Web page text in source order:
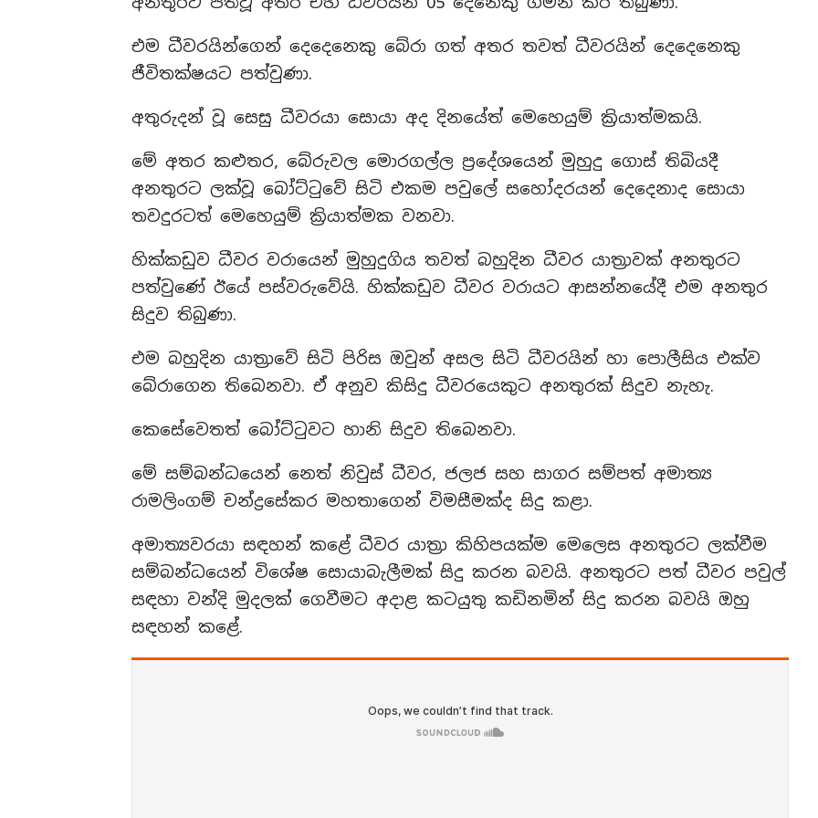
එම ධීවරයින්ගෙන් දෙදෙනෙකු බේරා ගත් අතර තවත් ධීවරයින් දෙදෙනෙකු
ජීවිතක්ෂයට පත්වුණා.
අතුරුදන් වූ සෙසු ධීවරයා සොයා අද දිනයේත් මෙහෙයුම් ක්‍රියාත්මකයි.
මේ අතර කළුතර, බේරුවල මොරගල්ල ප්‍රදේශයෙන් මුහුදු ගොස් තිබියදී
අනතුරට ලක්වූ බෝට්ටුවේ සිටි එකම පවුලේ සහෝදරයන් දෙදෙනාද සොයා
තවදුරටත් මෙහෙයුම් ක්‍රියාත්මක වනවා.
හික්කඩුව ධීවර වරායෙන් මුහුදුගිය තවත් බහුදින ධීවර යාත්‍රාවක් අනතුරට
පත්වුණේ ඊයේ පස්වරුවේයි. හික්කඩුව ධීවර වරායට ආසන්නයේදී එම අනතුර
සිදුව තිබුණා.
එම බහුදින යාත්‍රාවේ සිටි පිරිස ඔවුන් අසල සිටි ධීවරයින් හා පොලීසිය එක්ව
බේරාගෙන තිබෙනවා. ඒ අනුව කිසිදු ධීවරයෙකුට අනතුරක් සිදුව නැහැ.
කෙසේවෙතත් බෝට්ටුවට හානි සිදුව තිබෙනවා.
මේ සම්බන්ධයෙන් නෙත් නිවුස් ධීවර, ජලජ සහ සාගර සම්පත් අමාත්‍ය
රාමලිංගම් චන්ද්‍රසේකර මහතාගෙන් විමසීමක්ද සිදු කළා.
අමාත්‍යවරයා සඳහන් කළේ ධීවර යාත්‍රා කිහිපයක්ම මෙලෙස අනතුරට ලක්වීම
සම්බන්ධයෙන් විශේෂ සොයාබැලීමක් සිදු කරන බවයි. අනතුරට පත් ධීවර පවුල්
සඳහා වන්දි මුදලක් ගෙවීමට අදාළ කටයුතු කඩිනමින් සිදු කරන බවයි ඔහු
සඳහන් කළේ.